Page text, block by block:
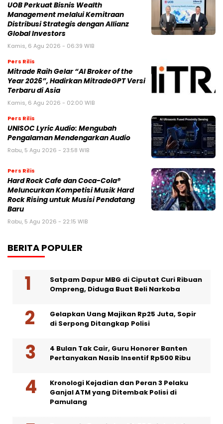
UOB Perkuat Bisnis Wealth
Management melalui Kemitraan
Distribusi Strategis dengan Allianz
Global Investors
Kamis, 6 Agu 2026 - 06:39 WIB
Pers Rilis
Mitrade Raih Gelar “AI Broker of the
Year 2026”, Hadirkan MitradeGPT Versi
Terbaru di Asia
Kamis, 6 Agu 2026 - 02:00 WIB
Pers Rilis
UNISOC Lyric Audio: Mengubah
Pengalaman Mendengarkan Audio
Rabu, 5 Agu 2026 - 23:58 WIB
Pers Rilis
Hard Rock Cafe dan Coca-Cola®
Meluncurkan Kompetisi Musik Hard
Rock Rising untuk Musisi Pendatang
Baru
Rabu, 5 Agu 2026 - 22:15 WIB
BERITA POPULER
Satpam Dapur MBG di Ciputat Curi Ribuan
Ompreng, Diduga Buat Beli Narkoba
Gelapkan Uang Majikan Rp25 Juta, Sopir
di Serpong Ditangkap Polisi
4 Bulan Tak Cair, Guru Honorer Banten
Pertanyakan Nasib Insentif Rp500 Ribu
Kronologi Kejadian dan Peran 3 Pelaku
Ganjal ATM yang Ditembak Polisi di
Pamulang